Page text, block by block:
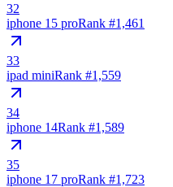
32
iphone 15 proRank #1,461
33
ipad miniRank #1,559
34
iphone 14Rank #1,589
35
iphone 17 proRank #1,723